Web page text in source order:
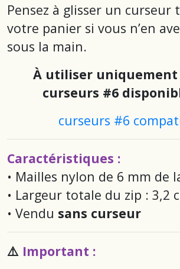
Pensez à glisser un curseur
votre panier si vous n’en
sous la main.
À utiliser uniquement
curseurs #6 d
curseurs #6
Caractéristiques :
• Mailles nylon de 6 mm de
• Largeur totale du zip : 3,2
• Vendu sans curseur
⚠️ Important :